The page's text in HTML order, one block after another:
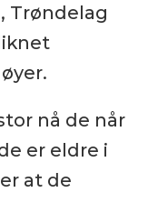
Trøndelag
nå de når
er eldre i
at de